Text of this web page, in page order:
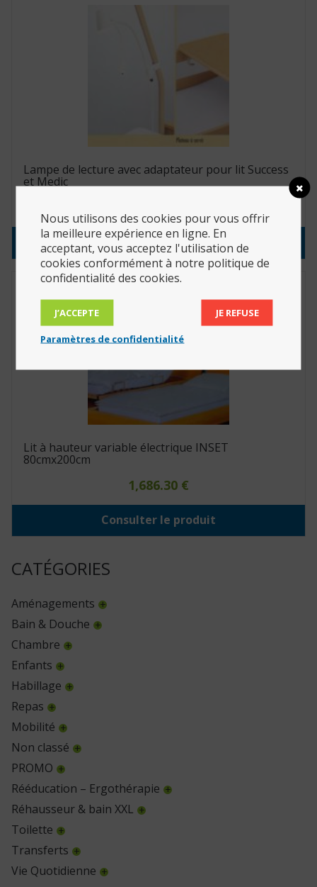
CATÉGORIES
Aménagements
Bain & Douche
Chambre
Enfants
Habillage
Repas
Mobilité
Non classé
PROMO
Rééducation – Ergothérapie
Réhausseur & bain XXL
Toilette
Transferts
Vie Quotidienne
Lampe de lecture avec adaptateur pour lit Success
et Medic
Consulter le produit
Lit à hauteur variable électrique INSET
80cmx200cm
1,686.30 €
Consulter le produit
Nous utilisons des cookies pour vous offrir
la meilleure expérience en ligne. En
acceptant, vous acceptez l'utilisation de
cookies conformément à notre politique de
confidentialité des cookies.
J’ACCEPTE JE REFUSE
Paramètres de confidentialité